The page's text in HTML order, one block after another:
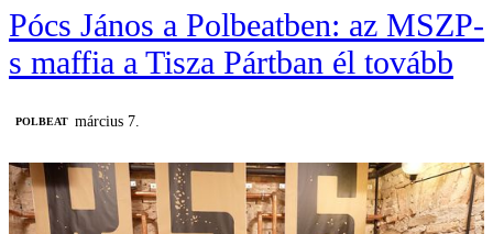
Pócs János a Polbeatben: az MSZP-
s maffia a Tisza Pártban él tovább
‎POLBEAT március 7.